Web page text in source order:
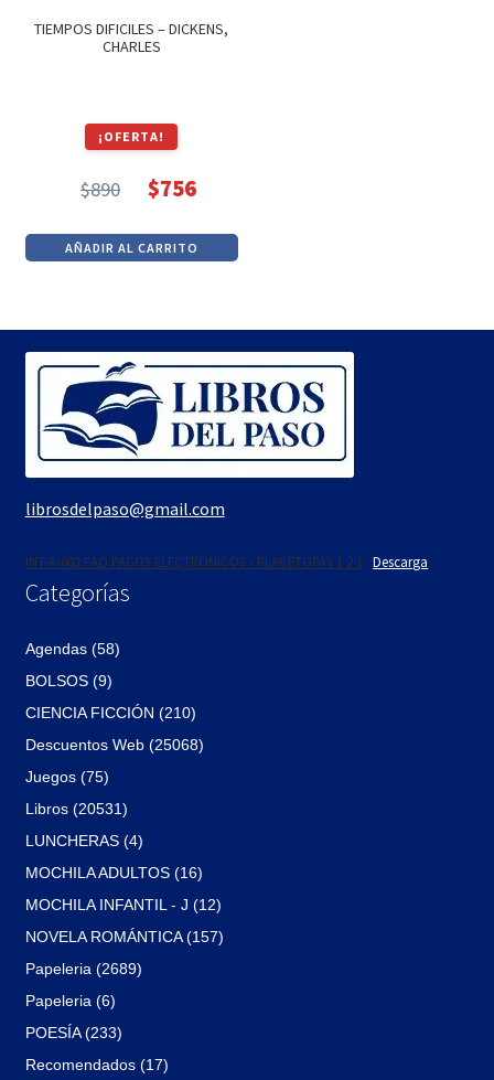
TIEMPOS DIFICILES – DICKENS,
CHARLES
¡OFERTA!
$890
precio
original
$756
precio
actual
AÑADIR AL CARRITO
librosdelpaso@gmail.com
INT-A-002 FAQ PAGOS ELECTRÓNICOS - PLACETOPAY 1 2 1 Descarga
Categorías
Agendas (58)
BOLSOS (9)
CIENCIA FICCIÓN (210)
Descuentos Web (25068)
Juegos (75)
Libros (20531)
LUNCHERAS (4)
MOCHILA ADULTOS (16)
MOCHILA INFANTIL - J (12)
NOVELA ROMÁNTICA (157)
Papeleria (2689)
Papeleria (6)
POESÍA (233)
Recomendados (17)